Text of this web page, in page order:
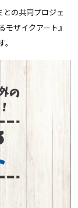
との共同プロジェ
ザイクアート』